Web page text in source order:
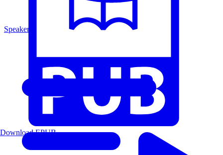
Speakers
Download EPUB